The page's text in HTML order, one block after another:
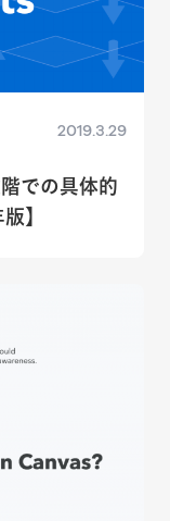
2019.3.29
での具体的
】